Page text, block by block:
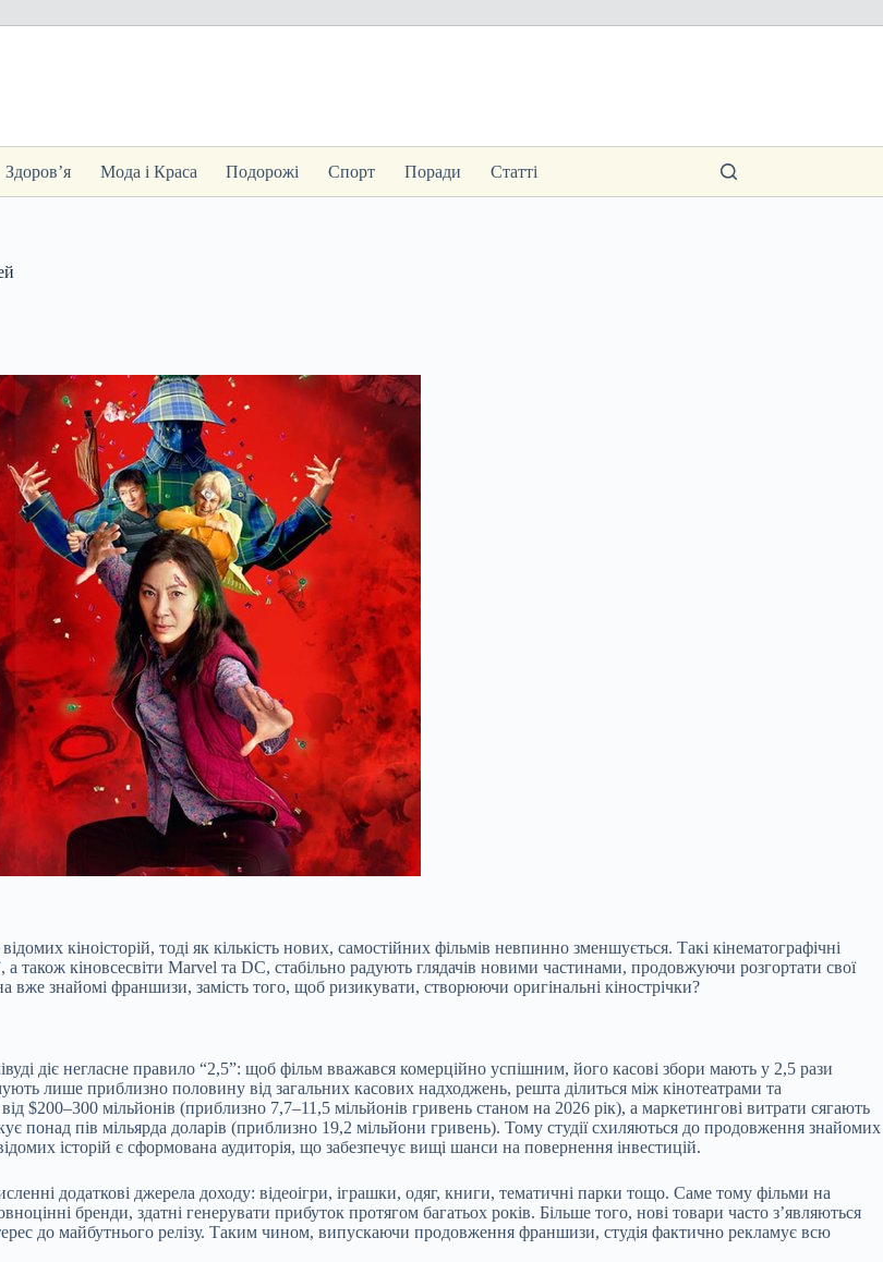
Здоров’я Мода і Краса Подорожі Спорт Поради Статті
кіноісторій, тоді як кількість нових, самостійних фільмів невпинно зменшується. Такі кінематографічні
також кіновсесвіти Marvel та DC, стабільно радують глядачів новими частинами, продовжуючи розгортати свої
вже знайомі франшизи, замість того, щоб ризикувати, створюючи оригінальні кінострічки?
діє негласне правило “2,5”: щоб фільм вважався комерційно успішним, його касові збори мають у 2,5 рази
лише приблизно половину від загальних касових надходжень, решта ділиться між кінотеатрами та
$200–300 мільйонів (приблизно 7,7–11,5 мільйонів гривень станом на 2026 рік), а маркетингові витрати сягають
понад пів мільярда доларів (приблизно 19,2 мільйони гривень). Тому студії схиляються до продовження знайомих
історій є сформована аудиторія, що забезпечує вищі шанси на повернення інвестицій.
додаткові джерела доходу: відеоігри, іграшки, одяг, книги, тематичні парки тощо. Саме тому фільми на
бренди, здатні генерувати прибуток протягом багатьох років. Більше того, нові товари часто з’являються
до майбутнього релізу. Таким чином, випускаючи продовження франшизи, студія фактично рекламує всю